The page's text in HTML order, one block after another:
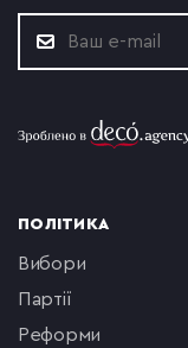
ПОЛІТИКА
вибори
партії
реформи